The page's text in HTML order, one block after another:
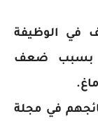
في الوظيفة
بسبب ضعف
في مجلة